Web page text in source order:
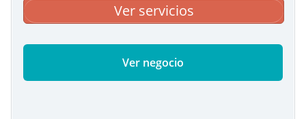
Ver servicios
Ver negocio